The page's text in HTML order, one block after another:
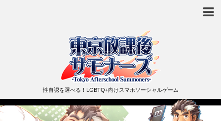
性自認を選べる！LGBTQ+向けスマホソーシャルゲーム